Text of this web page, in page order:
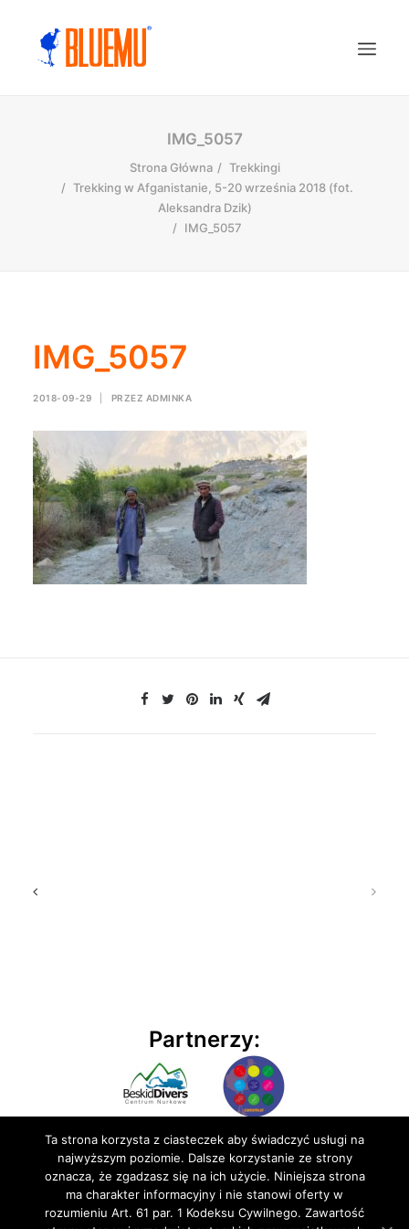
IMG_5057
Strona Główna
Trekkingi
Trekking w Afganistanie, 5-20 września 2018 (fot.
Aleksandra Dzik)
IMG_5057
IMG_5057
2018-09-29 PRZEZ ADMINKA
Partnerzy:
© 2020 BluEmu sp. z o.o. Wszelkie prawa zastrzeżone
Ta strona korzysta z ciasteczek aby świadczyć usługi na
najwyższym poziomie. Dalsze korzystanie ze strony
oznacza, że zgadzasz się na ich użycie. Niniejsza strona
ma charakter informacyjny i nie stanowi oferty w
rozumieniu Art. 61 par. 1 Kodeksu Cywilnego. Zawartość